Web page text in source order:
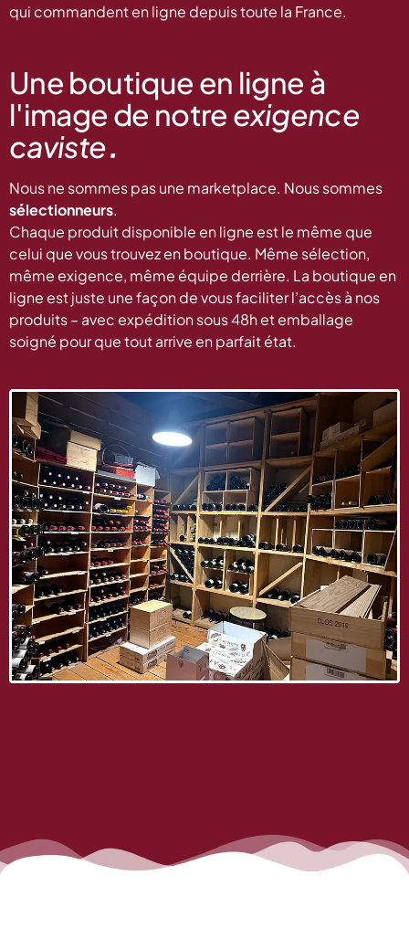
qui commandent en ligne depuis toute la France.
Une boutique en ligne à
l'image de notre exigence
caviste.
Nous ne sommes pas une marketplace. Nous sommes
sélectionneurs.
Chaque produit disponible en ligne est le même que
celui que vous trouvez en boutique. Même sélection,
même exigence, même équipe derrière. La boutique en
ligne est juste une façon de vous faciliter l’accès à nos
produits – avec expédition sous 48h et emballage
soigné pour que tout arrive en parfait état.